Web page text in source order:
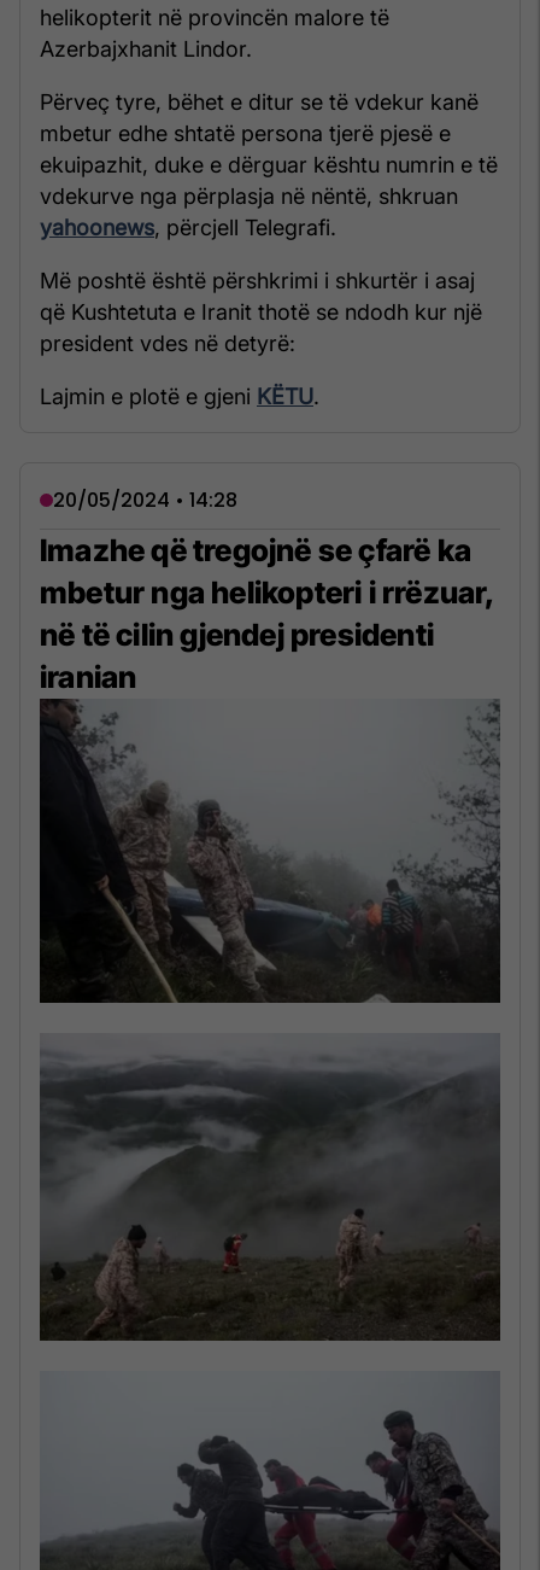
helikopterit në provincën malore të
Azerbajxhanit Lindor.
Përveç tyre, bëhet e ditur se të vdekur kanë
mbetur edhe shtatë persona tjerë pjesë e
ekuipazhit, duke e dërguar kështu numrin e të
vdekurve nga përplasja në nëntë, shkruan
yahoonews, përcjell Telegrafi.
Më poshtë është përshkrimi i shkurtër i asaj
që Kushtetuta e Iranit thotë se ndodh kur një
president vdes në detyrë:
Lajmin e plotë e gjeni KËTU.
20/05/2024 • 14:28
Imazhe që tregojnë se çfarë ka
mbetur nga helikopteri i rrëzuar,
në të cilin gjendej presidenti
iranian